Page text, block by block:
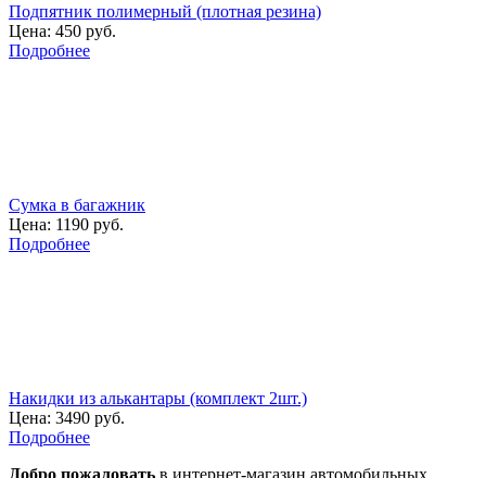
Подпятник полимерный (плотная резина)
Цена: 450 руб.
Подробнее
Сумка в багажник
Цена: 1190 руб.
Подробнее
Накидки из алькантары (комплект 2шт.)
Цена: 3490 руб.
Подробнее
Добро пожаловать в интернет-магазин автомобильных